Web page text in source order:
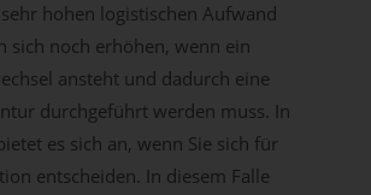
hohen logistischen Aufwand
sich noch erhöhen, wenn ein
ansteht und dadurch eine
durchgeführt werden muss. In
es sich an, wenn Sie sich für
entscheiden. In diesem Falle